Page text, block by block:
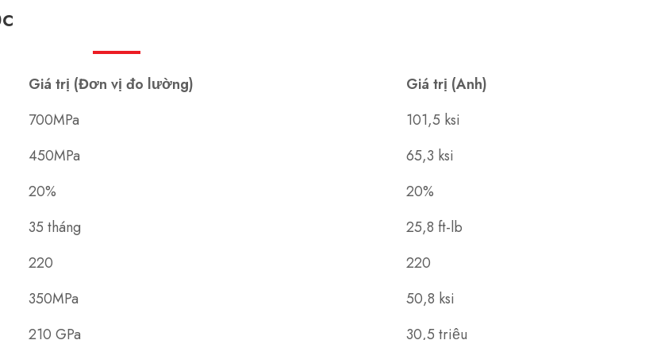
Giá trị (Đơn vị đo lường)
Giá trị (Anh)
700MPa
101,5 ksi
450MPa
65,3 ksi
20%
20%
35 tháng
25,8 ft-lb
220
220
350MPa
50,8 ksi
210 GPa 30,5 triệu